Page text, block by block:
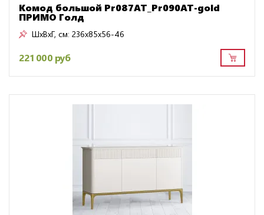
Комод большой Pr087AT_Pr090AT-gold
ПРИМО Голд
ШxВxГ, см: 236x85x56-46
221 000 руб